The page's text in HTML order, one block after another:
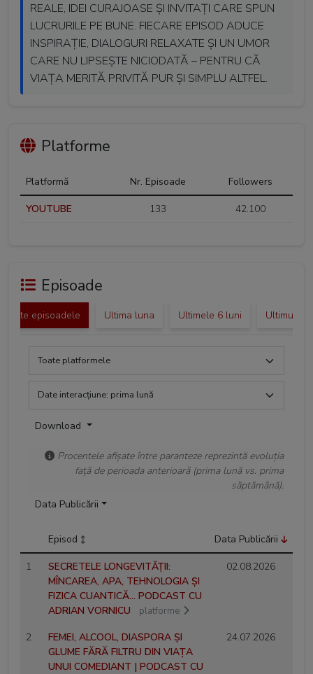
REALE, IDEI CURAJOASE ȘI INVITAȚI CARE SPUN
LUCRURILE PE BUNE. FIECARE EPISOD ADUCE
INSPIRAȚIE, DIALOGURI RELAXATE ȘI UN UMOR
CARE NU LIPSEȘTE NICIODATĂ – PENTRU CĂ
VIAȚA MERITĂ PRIVITĂ PUR ȘI SIMPLU ALTFEL.
Platforme
Platformă Nr. Episoade Followers
YOUTUBE 133 42.100
Episoade
Toate episoadele Ultima luna Ultimele 6 luni Ultimul an
Download
Procentele afișate între paranteze reprezintă evoluția
față de perioada anterioară (prima lună vs. prima
săptămână).
Data Publicării
Episod Data Publicării
1
SECRETELE LONGEVITĂȚII:
MÎNCAREA, APA, TEHNOLOGIA ȘI
FIZICA CUANTICĂ... PODCAST CU
ADRIAN VORNICU
platforme
02.08.2026
2
FEMEI, ALCOOL, DIASPORA ȘI
GLUME FĂRĂ FILTRU DIN VIAȚA
UNUI COMEDIANT | PODCAST CU
24.07.2026